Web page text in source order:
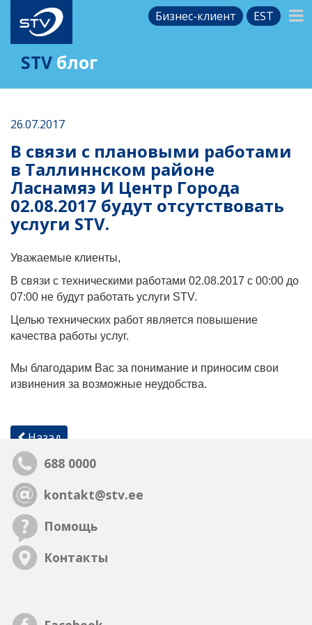
Бизнес-клиент EST
STV блог
26.07.2017
В связи с плановыми работами
в Таллиннском районе
Ласнамяэ И Центр Города
02.08.2017 будут отсутствовать
услуги STV.
Уважаемые клиенты,
В связи с техническими работами 02.08.2017 с 00:00 до
07:00 не будут работать услуги STV.
Целью технических работ является повышение
качества работы услуг.
Мы благодарим Вас за понимание и приносим свои
извинения за возможные неудобства.
Назад
688 0000
kontakt@stv.ee
Помощь
Контакты